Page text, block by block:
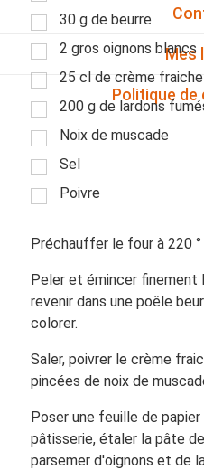
Mes
Politique de
30 g de beurre
2 gros oignons blancs
25 cl de crème
200 g de lardons
Noix de muscade
Sel
Poivre
Préchauffer le four à 220 °
Peler et émincer finement
revenir dans une poêle
colorer.
Saler, poivrer le crème
pincées de noix de
Poser une feuille de
pâtisserie, étaler la pâte
parsemer d'oignons et de